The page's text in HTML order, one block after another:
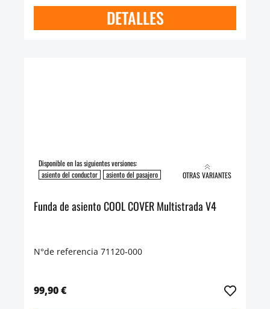
DETALLES
Disponible en las siguientes versiones:
asiento del conductor
asiento del pasajero OTRAS VARIANTES
Funda de asiento COOL COVER Multistrada V4
N°de referencia 71120-000
99,90 €